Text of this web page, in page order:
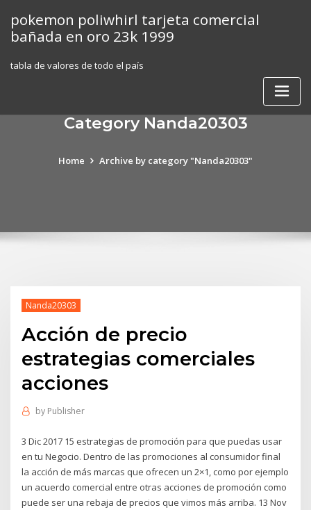
content
pokemon poliwhirl tarjeta comercial
bañada en oro 23k 1999
tabla de valores de todo el país
Category Nanda20303
Home Archive by category "Nanda20303"
Nanda20303
Acción de precio
estrategias comerciales
acciones
by Publisher
3 Dic 2017 15 estrategias de promoción para que puedas usar
en tu Negocio. Dentro de las promociones al consumidor final
la acción de más marcas que ofrecen un 2×1, como por ejemplo
un acuerdo comercial entre otras acciones de promoción como
puede ser una rebaja de precios que vimos más arriba. 13 Nov